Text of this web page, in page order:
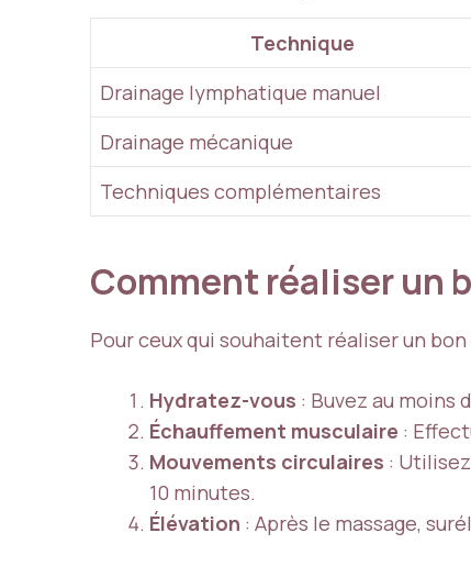
Technique
Drainage lymphatique manuel
Drainage mécanique
Techniques complémentaires
Comment réaliser un
Pour ceux qui souhaitent réaliser un
Hydratez-vous : Buvez au moins
Échauffement musculaire :
Mouvements circulaires :
10 minutes.
Élévation : Après le massage,